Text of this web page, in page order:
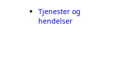
Tjenester og
hendelser